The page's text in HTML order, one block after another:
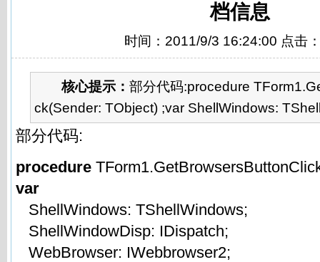
档信息
时间：2011/9/3 16:24:00 点击
核心提示： 部分代码:procedure
ck(Sender: TObject) ;var ShellWindows:
部分代码:
procedure
var
ShellWindows: TShellWindows;
ShellWindowDisp: IDispatch;
WebBrowser: IWebbrowser2;